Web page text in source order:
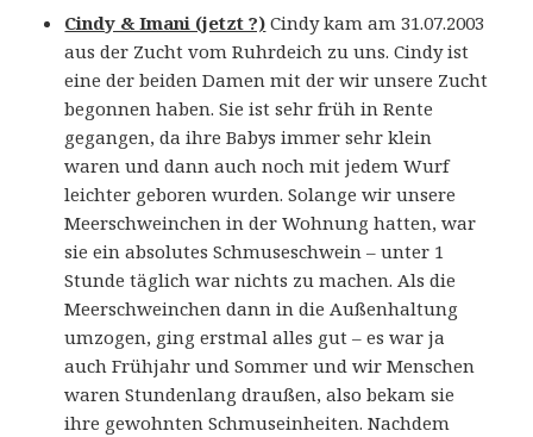
Cindy & Imani (jetzt ?) Cindy kam am 31.07.2003
aus der Zucht vom Ruhrdeich zu uns. Cindy ist
eine der beiden Damen mit der wir unsere Zucht
begonnen haben. Sie ist sehr früh in Rente
gegangen, da ihre Babys immer sehr klein
waren und dann auch noch mit jedem Wurf
leichter geboren wurden. Solange wir unsere
Meerschweinchen in der Wohnung hatten, war
sie ein absolutes Schmuseschwein – unter 1
Stunde täglich war nichts zu machen. Als die
Meerschweinchen dann in die Außenhaltung
umzogen, ging erstmal alles gut – es war ja
auch Frühjahr und Sommer und wir Menschen
waren Stundenlang draußen, also bekam sie
ihre gewohnten Schmuseinheiten. Nachdem